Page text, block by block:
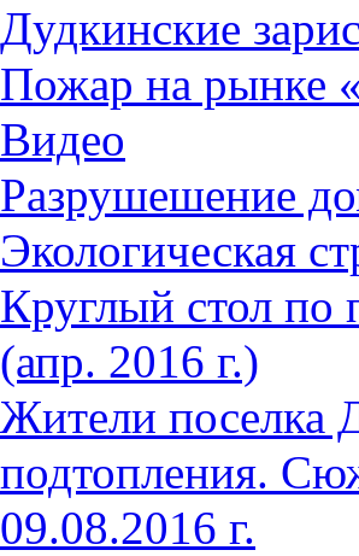
Дудкинские
Пожар на рынке
Видео
Разрушешение
Экологическая
Круглый стол по
(апр. 2016 г.)
Жители поселка
подтопления.
09.08.2016 г.